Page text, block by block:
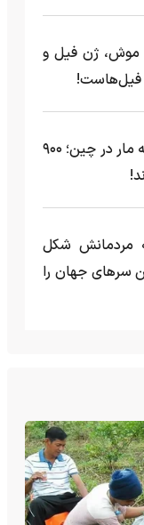
موش، ژن فیل و
فیل‌هاست!
(ویدئو) اعلام وضعیت اضطراری حمله مار‌ در چین؛ ۹۰۰
مردمانش شکل
سرهای جهان را